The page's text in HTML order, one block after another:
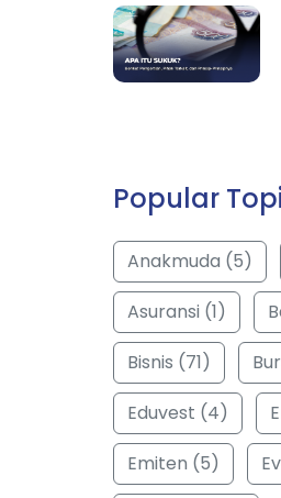
Popular
Anakmuda (5)
Asuransi (1)
Bisnis (71)
Eduvest (4)
Emiten (5)